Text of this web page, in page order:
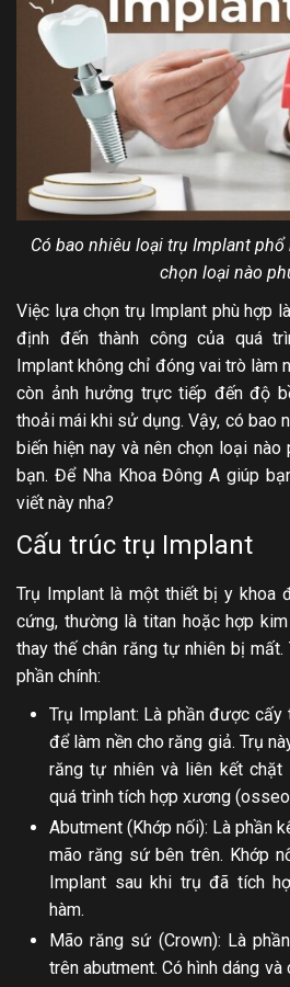
Có bao nhiêu loại trụ Implant phổ
chọn loại nào
Việc lựa chọn trụ Implant phù hợp
định đến thành công của quá
Implant không chỉ đóng vai trò làm
còn ảnh hưởng trực tiếp đến độ
thoải mái khi sử dụng. Vậy, có bao
biến hiện nay và nên chọn loại nào
bạn. Để Nha Khoa Đông A giúp
viết này nha?
Cấu trúc trụ Implant
Trụ Implant là một thiết bị y khoa
cứng, thường là titan hoặc hợp
thay thế chân răng tự nhiên bị
phần chính:
Trụ Implant: Là phần được
để làm nền cho răng giả. Trụ
răng tự nhiên và liên kết chặt
quá trình tích hợp xương
Abutment (Khớp nối): Là phần
mão răng sứ bên trên. Khớp
Implant sau khi trụ đã tích
hàm.
Mão răng sứ (Crown): Là
trên abutment. Có hình dáng